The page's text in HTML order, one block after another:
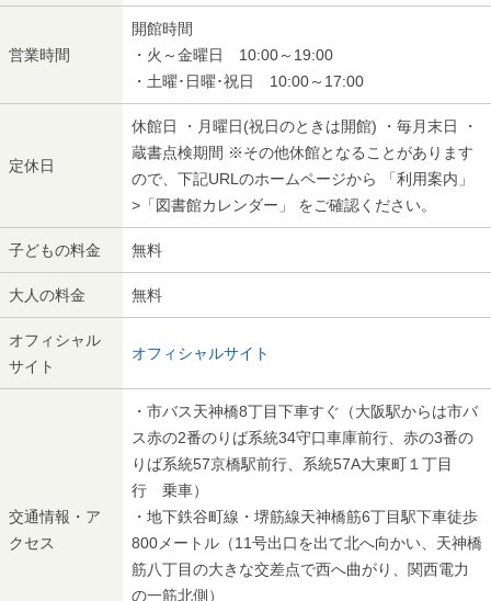
営業時間
開館時間
・火～金曜日 10:00～19:00
・土曜･日曜･祝日 10:00～17:00
定休日
休館日 ・月曜日(祝日のときは開館) ・毎月末日 ・
蔵書点検期間 ※その他休館となることがあります
ので、下記URLのホームページから 「利用案内」
>「図書館カレンダー」 をご確認ください。
子どもの料金 無料
大人の料金 無料
オフィシャル
サイト
オフィシャルサイト
交通情報・ア
クセス
・市バス天神橋8丁目下車すぐ（大阪駅からは市バ
ス赤の2番のりば系統34守口車庫前行、赤の3番の
りば系統57京橋駅前行、系統57A大東町１丁目
行 乗車）
・地下鉄谷町線・堺筋線天神橋筋6丁目駅下車徒歩
800メートル（11号出口を出て北へ向かい、天神橋
筋八丁目の大きな交差点で西へ曲がり、関西電力
の一筋北側）